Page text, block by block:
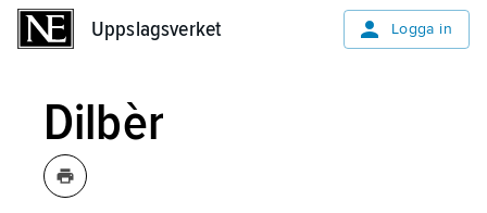
Uppslagsverket Logga in
Dilbèr